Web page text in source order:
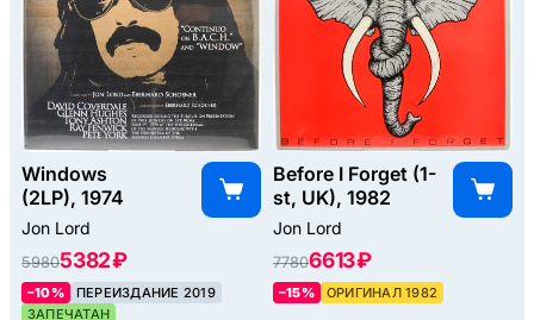
Windows
(2LP), 1974
Jon Lord
59805382 ₽
–10%
ПЕРЕИЗДАНИЕ 2019
ЗАПЕЧАТАН
Before I Forget (1-
st, UK), 1982
Jon Lord
77806613 ₽
–15% ОРИГИНАЛ 1982